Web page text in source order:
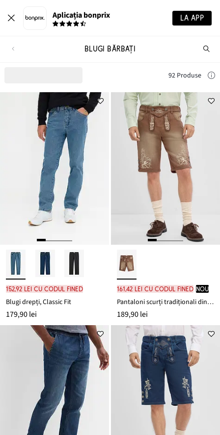
Aplicația bonprix LA APP
BLUGI BĂRBAŢI
92 Produse
152,92 lei cu codul FINED
Blugi drepți, Classic Fit
179,90 lei
161,42 lei cu codul FINED nou
Pantaloni scurți tradiționali din blugi cu efect de prespălare vintage, Regular Fit
189,90 lei